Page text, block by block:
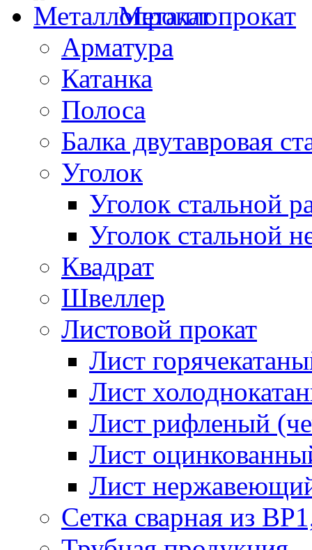
Металлопрокат
Арматура
Катанка
Полоса
Балка двутавровая
Уголок
Уголок стальной
Уголок стальной
Квадрат
Швеллер
Листовой прокат
Лист
Лист
Лист рифленый
Лист
Лист
Сетка сварная из